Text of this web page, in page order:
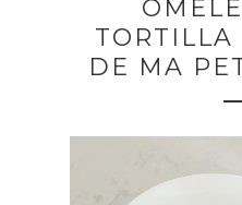
TORTILLA
DE MA